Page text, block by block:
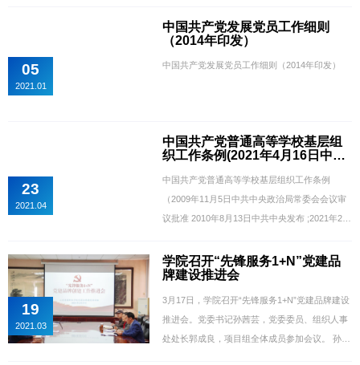
照学院年度培训工作安排，经研究，定于12月13
日-15日在青岛举办党建和专业技术学习培训班。
现将有关事项通知如下：一、培训时间、地点时
05
2021.01
中国共产党发展党员工作细则
（2014年印发）
中国共产党发展党员工作细则（2014年印发）
23
2021.04
中国共产党普通高等学校基层组
织工作条例(2021年4月16日中共
中国共产党普通高等学校基层组织工作条例
（2009年11月5日中共中央政治局常委会会议审
议批准 2010年8月13日中共中央发布 ;2021年2月
共中央发布）
19
2021.03
学院召开“先锋服务1+N”党建品
牌建设推进会
3月17日，学院召开“先锋服务1+N”党建品牌建设
推进会。党委书记孙茜芸，党委委员、组织人事
处处长郭成良，项目组全体成员参加会议。 孙茜